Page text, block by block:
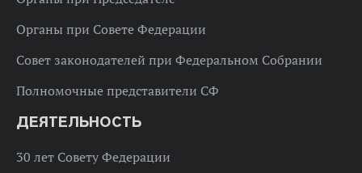
Органы при Совете Федерации
Совет законодателей при Федеральном Собрании
Полномочные представители СФ
ДЕЯТЕЛЬНОСТЬ
30 лет Совету Федерации